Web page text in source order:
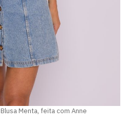
Menta, feita com Anne